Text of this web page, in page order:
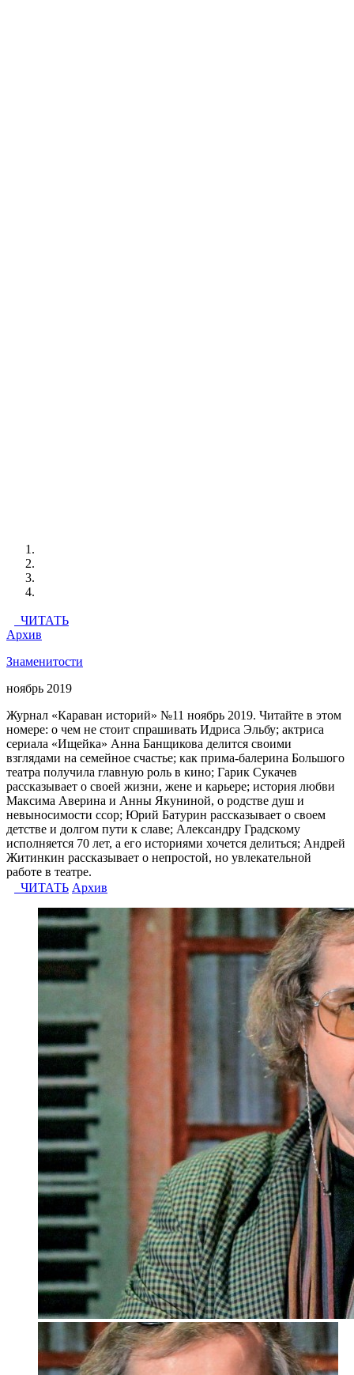
ЧИТАТЬ
Архив
Знаменитости
ноябрь 2019
Журнал «Караван историй» №11 ноябрь 2019. Читайте в этом
номере: о чем не стоит спрашивать Идриса Эльбу; актриса
сериала «Ищейка» Анна Банщикова делится своими
взглядами на семейное счастье; как прима-балерина Большого
театра получила главную роль в кино; Гарик Сукачев
рассказывает о своей жизни, жене и карьере; история любви
Максима Аверина и Анны Якуниной, о родстве душ и
невыносимости ссор; Юрий Батурин рассказывает о своем
детстве и долгом пути к славе; Александру Градскому
исполняется 70 лет, а его историями хочется делиться; Андрей
Житинкин рассказывает о непростой, но увлекательной
работе в театре.
ЧИТАТЬ Архив